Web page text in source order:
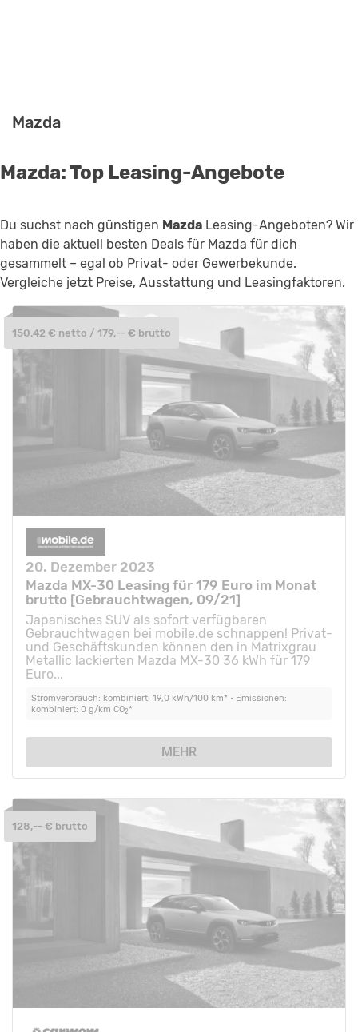
Mazda
Mazda: Top Leasing-Angebote
Du suchst nach günstigen Mazda Leasing-Angeboten? Wir
haben die aktuell besten Deals für Mazda für dich
gesammelt – egal ob Privat- oder Gewerbekunde.
Vergleiche jetzt Preise, Ausstattung und Leasingfaktoren.
20. Dezember 2023
Mazda MX-30 Leasing für 179 Euro im Monat
brutto [Gebrauchtwagen, 09/21]
Japanisches SUV als sofort verfügbaren
Gebrauchtwagen bei mobile.de schnappen! Privat-
und Geschäftskunden können den in Matrixgrau
Metallic lackierten Mazda MX-30 36 kWh für 179
Euro...
Stromverbrauch: kombiniert: 19,0 kWh/100 km* • Emissionen:
kombiniert: 0 g/km CO2*
MEHR
150,42 € netto / 179,-- € brutto
128,-- € brutto